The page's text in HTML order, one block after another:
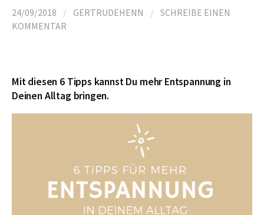
24/09/2018 / GERTRUDEHENN / SCHREIBE EINEN
KOMMENTAR
Mit diesen 6 Tipps kannst Du mehr Entspannung in
Deinen Alltag bringen.